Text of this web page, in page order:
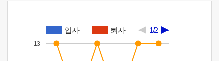
입사 퇴사 1/2
13